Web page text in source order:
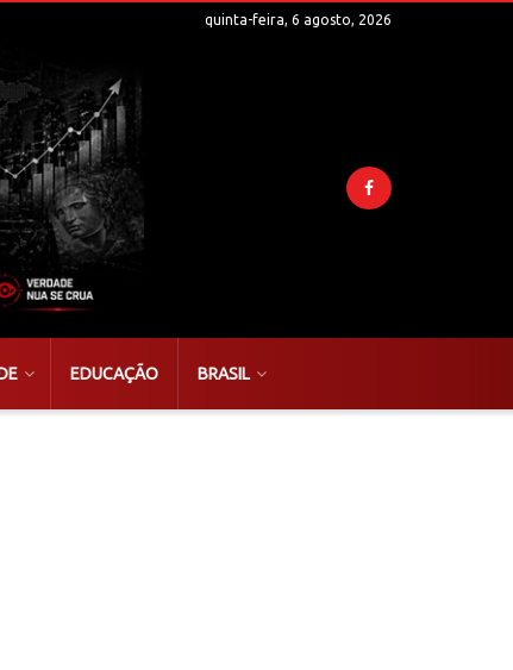
quinta-feira, 6 agosto, 2026
EDUCAÇÃO BRASIL